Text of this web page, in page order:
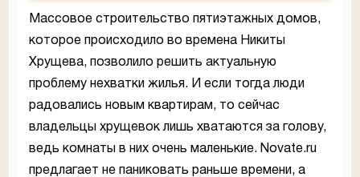
Массовое строительство пятиэтажных домов,
которое происходило во времена Никиты
Хрущева, позволило решить актуальную
проблему нехватки жилья. И если тогда люди
радовались новым квартирам, то сейчас
владельцы хрущевок лишь хватаются за голову,
ведь комнаты в них очень маленькие. Novate.ru
предлагает не паниковать раньше времени, а